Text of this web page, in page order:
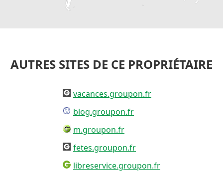
AUTRES SITES DE CE PROPRIÉTAIRE
vacances.groupon.fr
blog.groupon.fr
m.groupon.fr
fetes.groupon.fr
libreservice.groupon.fr